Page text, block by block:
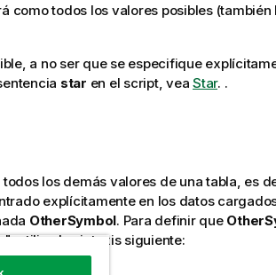
como todos los valores posibles (también
a no ser que se especifique
star en el script, vea Star. .
los demás valores de una tabla, es
explícitamente en los datos
OtherSymbol. Para definir que
utilice la sintaxis siguiente: